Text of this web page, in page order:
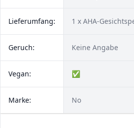
Lieferumfang: 1 x AHA-
Geruch: Keine Angabe
Vegan: ✅
Marke: No